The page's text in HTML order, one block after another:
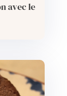
avec le